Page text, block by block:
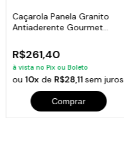
Caçarola Panela Granito
Antiaderente Gourmet
R$261,40
à vista no Pix ou Boleto
ou10x de R$28,11sem juros
Comprar